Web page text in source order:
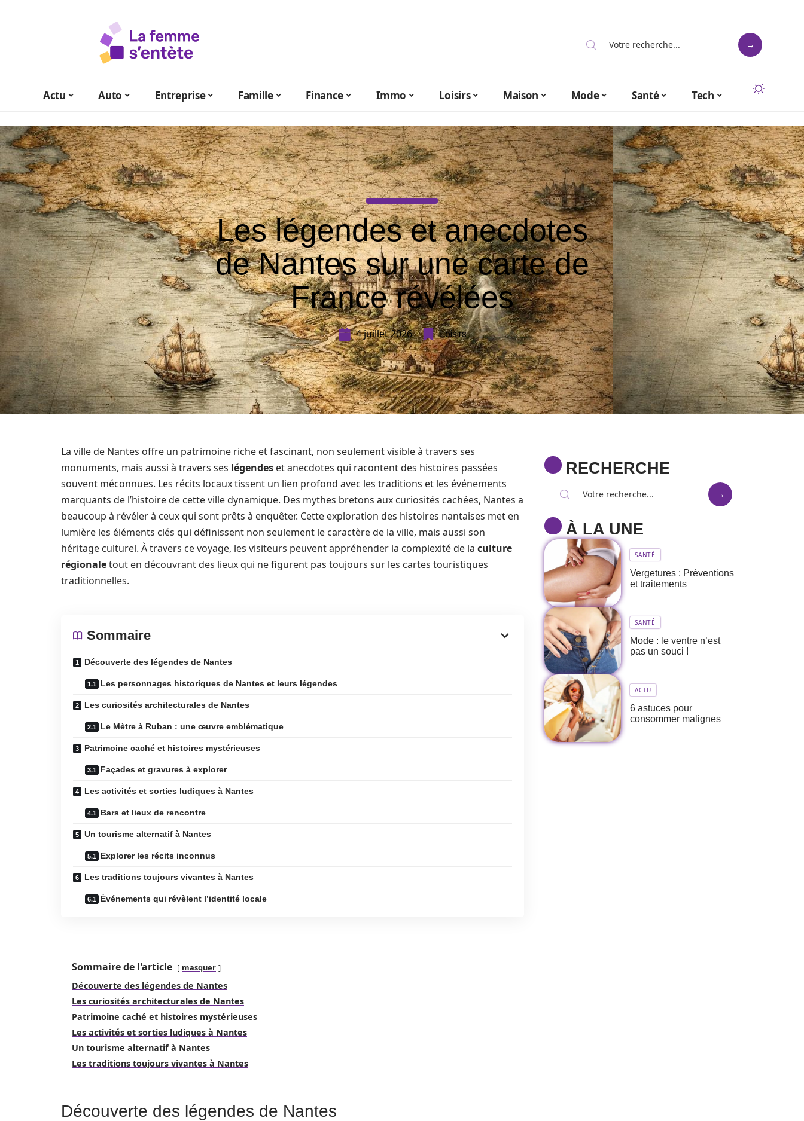
Actu Auto Entreprise Famille Finance Immo Loisirs Maison Mode Santé Tech
Les légendes et anecdotes
de Nantes sur une carte de
France révélées
4 juillet 2026 Loisirs
La ville de Nantes offre un patrimoine riche et fascinant, non seulement visible à travers ses
monuments, mais aussi à travers ses légendes et anecdotes qui racontent des histoires passées
souvent méconnues. Les récits locaux tissent un lien profond avec les traditions et les événements
marquants de l’histoire de cette ville dynamique. Des mythes bretons aux curiosités cachées, Nantes a
beaucoup à révéler à ceux qui sont prêts à enquêter. Cette exploration des histoires nantaises met en
lumière les éléments clés qui définissent non seulement le caractère de la ville, mais aussi son
héritage culturel. À travers ce voyage, les visiteurs peuvent appréhender la complexité de la culture
régionaletout en découvrant des lieux qui ne figurent pas toujours sur les cartes touristiques
traditionnelles.
Sommaire
Découverte des légendes de Nantes
Les personnages historiques de Nantes et leurs légendes
Les curiosités architecturales de Nantes
Le Mètre à Ruban : une œuvre emblématique
Patrimoine caché et histoires mystérieuses
Façades et gravures à explorer
Les activités et sorties ludiques à Nantes
Bars et lieux de rencontre
Un tourisme alternatif à Nantes
Explorer les récits inconnus
Les traditions toujours vivantes à Nantes
Événements qui révèlent l’identité locale
Sommaire de l'article masquer
Découverte des légendes de Nantes
Les curiosités architecturales de Nantes
Patrimoine caché et histoires mystérieuses
Les activités et sorties ludiques à Nantes
Un tourisme alternatif à Nantes
Les traditions toujours vivantes à Nantes
Découverte des légendes de Nantes
RECHERCHE
À LA UNE
SANTÉ
Vergetures : Préventions
et traitements
SANTÉ
Mode : le ventre n’est
pas un souci !
ACTU
6 astuces pour
consommer malignes